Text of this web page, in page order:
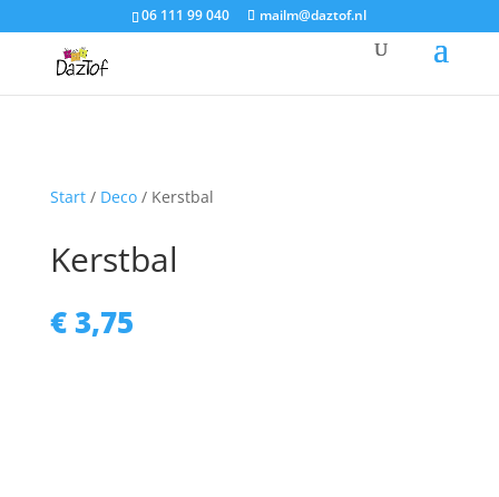
06 111 99 040 mailm@daztof.nl
Start/ Deco/ Kerstbal
Kerstbal
€3,75